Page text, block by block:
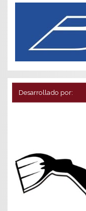
Desarrollado por: